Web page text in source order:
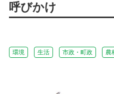
呼びかけ
環境 生活 市政・町政 農